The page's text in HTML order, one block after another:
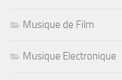
Musique de Film
Musique Electronique